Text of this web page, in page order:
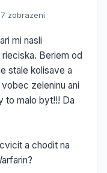
zobrazení
mi nasli
Beriem od
stale kolisave a
zeleninu ani
to malo byt!!! Da
a chodit na